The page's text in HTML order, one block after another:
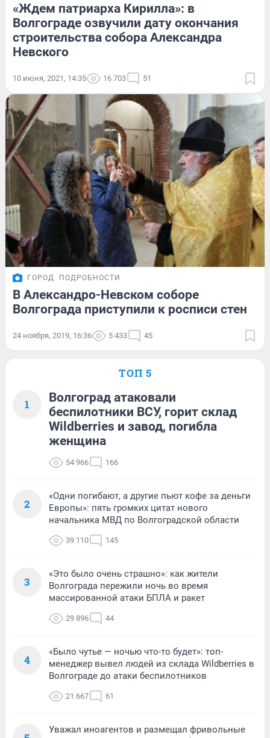
«Ждем патриарха Кирилла»: в
Волгограде озвучили дату окончания
строительства собора Александра
Невского
10 июня, 2021, 14:35 16 703 51
ГОРОД ПОДРОБНОСТИ
В Александро-Невском соборе
Волгограда приступили к росписи стен
24 ноября, 2019, 16:36 5 433 45
ТОП 5
1
Волгоград атаковали
беспилотники ВСУ, горит склад
Wildberries и завод, погибла
женщина
54 966 166
2
«Одни погибают, а другие пьют кофе за деньги
Европы»: пять громких цитат нового
начальника МВД по Волгоградской области
39 110 145
3
«Это было очень страшно»: как жители
Волгограда пережили ночь во время
массированной атаки БПЛА и ракет
29 896 44
4
«Было чутье — ночью что-то будет»: топ-
менеджер вывел людей из склада Wildberries в
Волгограде до атаки беспилотников
21 667 61
Уважал иноагентов и размещал фривольные